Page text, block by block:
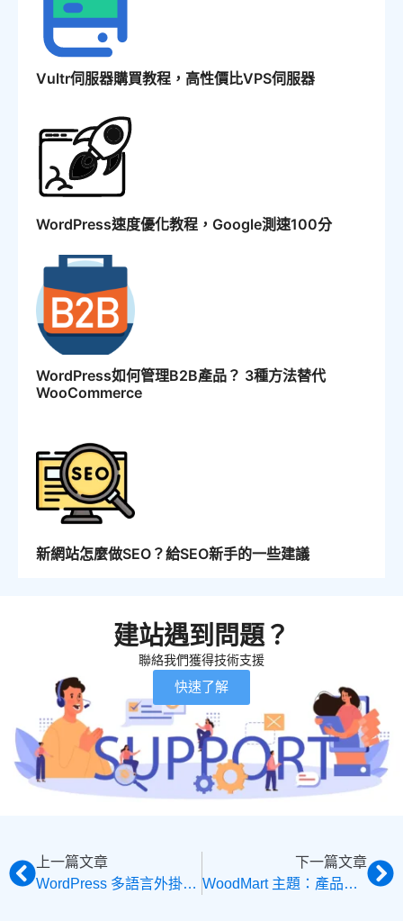
Vultr伺服器購買教程，高性價比VPS伺服器
WordPress速度優化教程，Google測速100分
WordPress如何管理B2B產品？ 3種方法替代
WooCommerce
新網站怎麼做SEO？給SEO新手的一些建議
建站遇到問題？
聯絡我們獲得技術支援
快速了解
上一篇文章
WordPress 多語言外掛如何選擇？
下一篇文章
WoodMart 主題：產品聚合頁標題下方展示產品分類選單